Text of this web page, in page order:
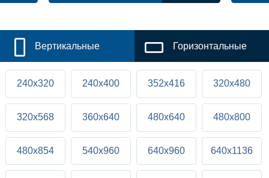
Вертикальные Горизонтальные
240x320 240x400 352x416 320x480
320x568 360x640 480x640 480x800
480x854 540x960 640x960 640x1136